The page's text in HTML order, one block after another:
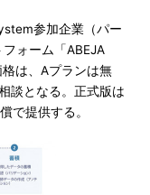
参加企業（パー
ォーム「ABEJA
は、Aプランは無
談となる。正式版は
で提供する。